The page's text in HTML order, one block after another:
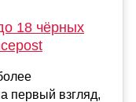
18 чёрных
первый взгляд,